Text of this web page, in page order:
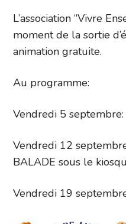
L’association “Vivre
moment de la sortie
animation gratuite.
Au programme:
Vendredi 5
Vendredi 12
BALADE sous le
Vendredi 19